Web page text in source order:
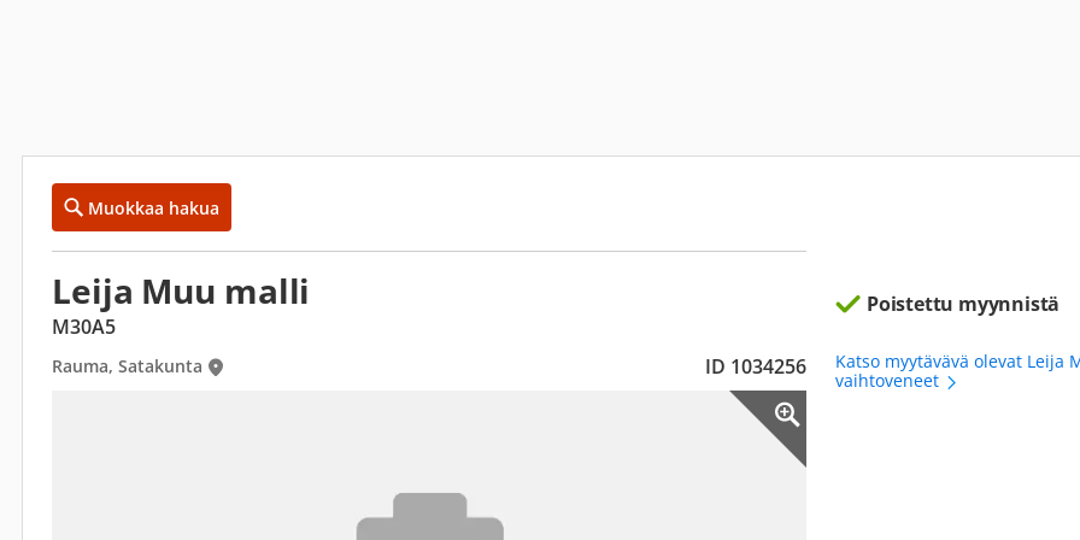
Muokkaa hakua
Leija Muu malli
M30A5
Rauma, Satakunta ID 1034256
Poistettu myynnistä
Katso myytävävä olevat Leija
vaihtoveneet